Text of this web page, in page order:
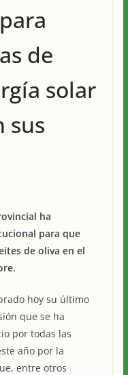
de
solar
sus
ha
para que
de oliva en el
hoy su último
que se ha
por todas las
año por la
entre otros